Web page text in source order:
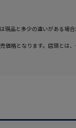
現品と多少の違いがある場
価格となります。店頭とは